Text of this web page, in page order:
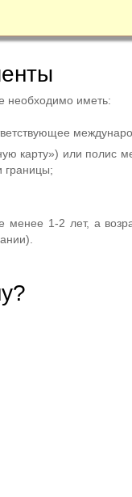
необходимо иметь:
карту») или полис
границы;
менее 1-2 лет, а